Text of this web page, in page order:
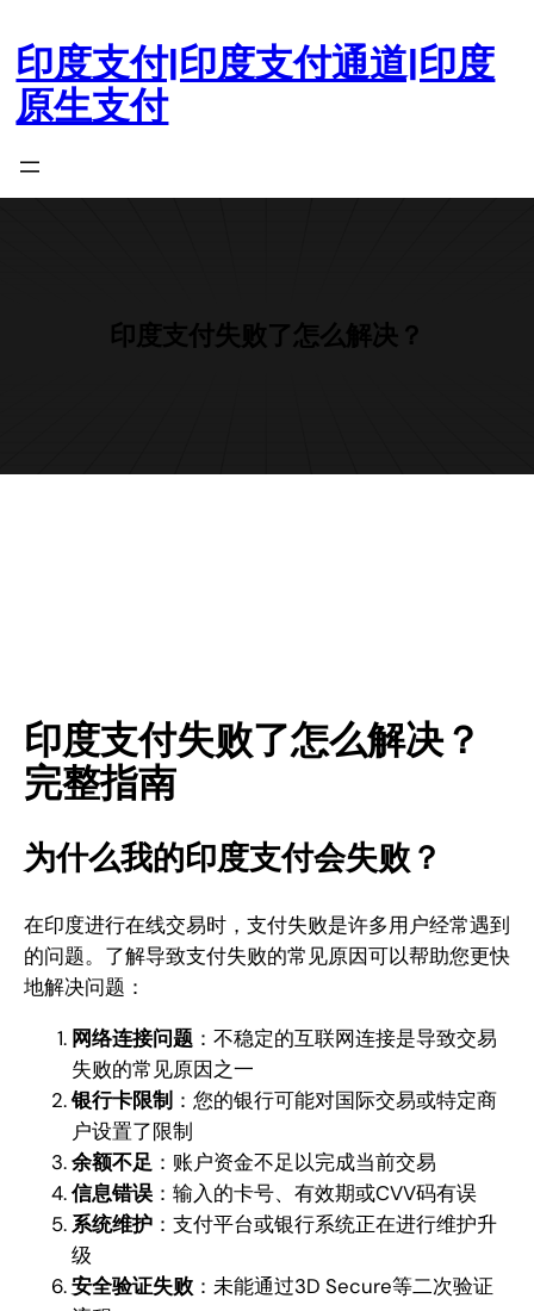
至
内印度支付|印度支付通道|印度
原生支付
印度支付失败了怎么解决？
印度支付失败了怎么解决？
完整指南
为什么我的印度支付会失败？
在印度进行在线交易时，支付失败是许多用户经常遇到
的问题。了解导致支付失败的常见原因可以帮助您更快
地解决问题：
网络连接问题 ：不稳定的互联网连接是导致交易
失败的常见原因之一
银行卡限制 ：您的银行可能对国际交易或特定商
户设置了限制
余额不足 ：账户资金不足以完成当前交易
信息错误 ：输入的卡号、有效期或CVV码有误
系统维护 ：支付平台或银行系统正在进行维护升
级
安全验证失败 ：未能通过3D Secure等二次验证